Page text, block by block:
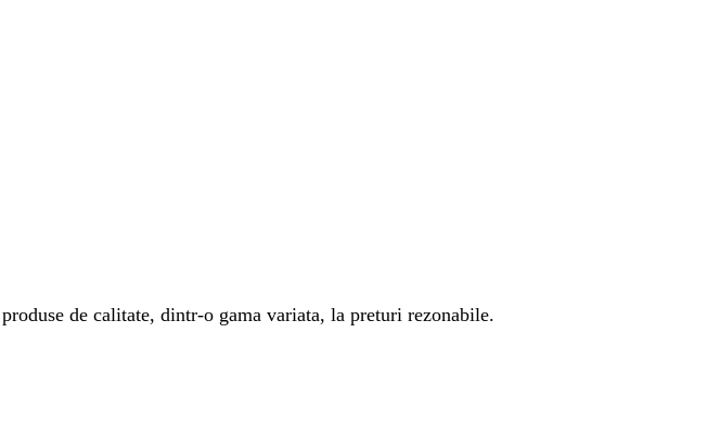
de calitate, dintr-o gama variata, la preturi rezonabile.